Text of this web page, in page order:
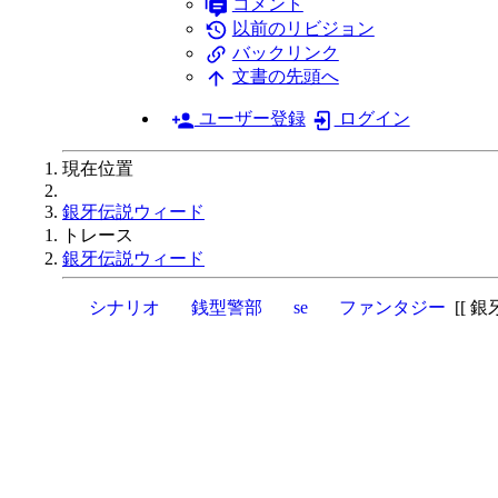
コメント
以前のリビジョン
バックリンク
文書の先頭へ
ユーザー登録 ログイン
現在位置
銀牙伝説ウィード
トレース
銀牙伝説ウィード
シナリオ 銭型警部 se ファンタジー 銀